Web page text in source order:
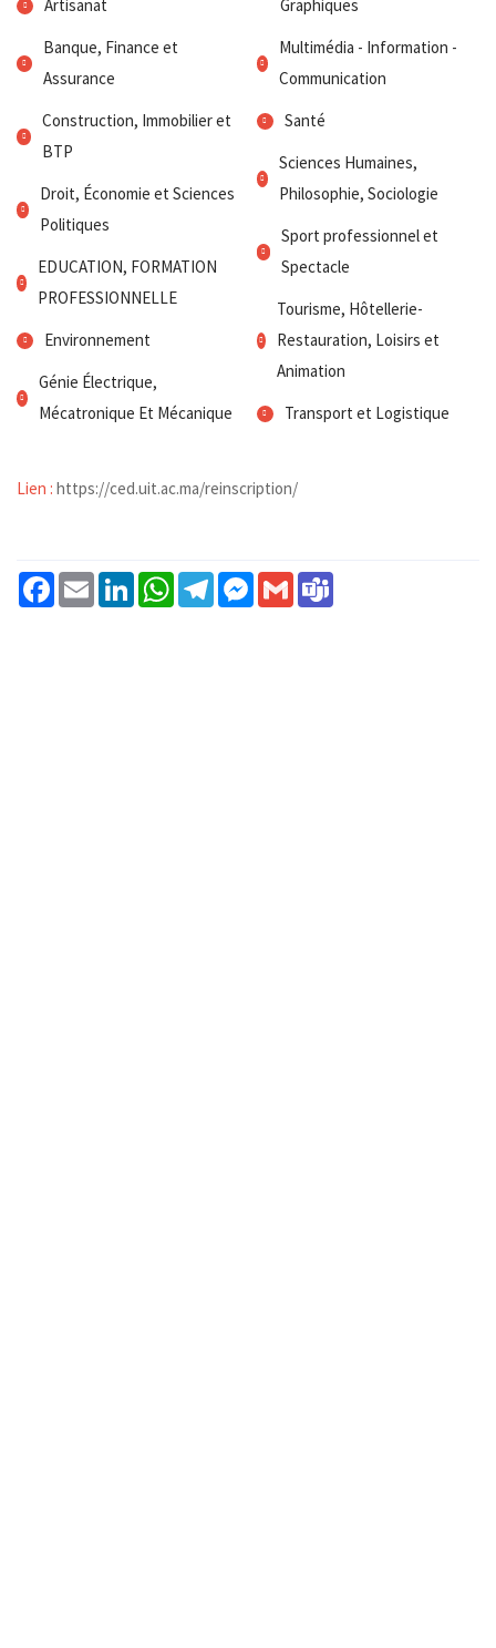
Artisanat
Banque, Finance et
Assurance
Construction, Immobilier et
BTP
Droit, Économie et Sciences
Politiques
EDUCATION, FORMATION
PROFESSIONNELLE
Environnement
Génie Électrique,
Mécatronique Et Mécanique
Graphiques
Multimédia - Information -
Communication
Santé
Sciences Humaines,
Philosophie, Sociologie
Sport professionnel et
Spectacle
Tourisme, Hôtellerie-
Restauration, Loisirs et
Animation
Transport et Logistique
Lien : https://ced.uit.ac.ma/reinscription/
Facebook
Email LinkedInWhatsAppTelegramMessenger
Gmail